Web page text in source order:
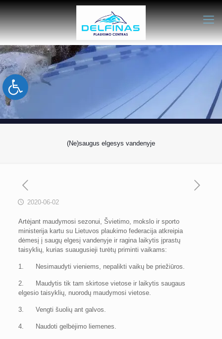
Open toolbar
(Ne)saugus elgesys vandenyje
2020-06-02
Artėjant maudymosi sezonui, Švietimo, mokslo ir sporto
ministerija kartu su Lietuvos plaukimo federacija atkreipia
dėmesį į saugų elgesį vandenyje ir ragina laikytis įprastų
taisyklių, kurias suaugusieji turėtų priminti vaikams:
1. Nesimaudyti vieniems, nepalikti vaikų be priežiūros.
2. Maudytis tik tam skirtose vietose ir laikytis saugaus
elgesio taisyklių, nuorodų maudymosi vietose.
3. Vengti šuolių ant galvos.
4. Naudoti gelbėjimo liemenes.